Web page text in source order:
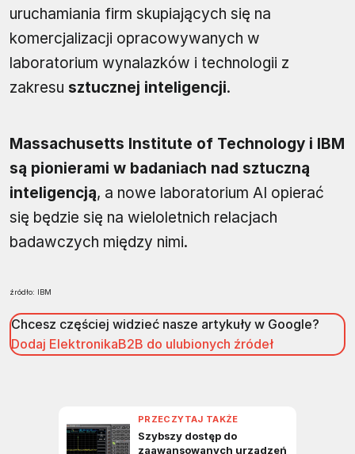
uruchamiania firm skupiających się na
komercjalizacji opracowywanych w
laboratorium wynalazków i technologii z
zakresu sztucznej inteligencji.
Massachusetts Institute of Technology i IBM
są pionierami w badaniach nad sztuczną
inteligencją, a nowe laboratorium AI opierać
się będzie się na wieloletnich relacjach
badawczych między nimi.
źródło: IBM
Chcesz częściej widzieć nasze artykuły w Google?
Dodaj ElektronikaB2B do ulubionych źródeł